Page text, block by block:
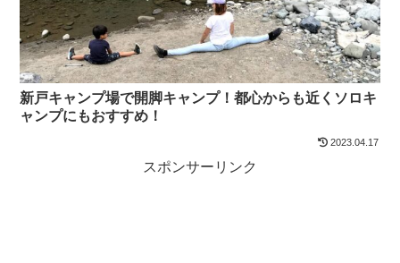
新戸キャンプ場で開脚キャンプ！都心からも近くソロキ
ャンプにもおすすめ！
2023.04.17
スポンサーリンク